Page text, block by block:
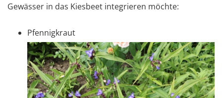
Gewässer in das Kiesbeet integrieren möchte:
Pfennigkraut